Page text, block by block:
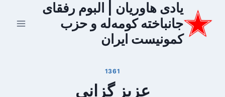
محتوا
یادی هاوریان | البوم رفقای
جانباخته کومه‌له و حزب
کمونیست ایران
1361
عزیز گزانی